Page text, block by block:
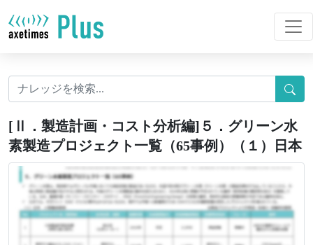
[Ⅱ．製造計画・コスト分析編]５．グリーン水
素製造プロジェクト一覧（65事例）（１）日本